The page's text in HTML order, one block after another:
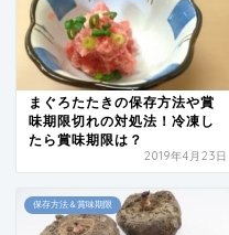
まぐろたたきの保存方法や賞
味期限切れの対処法！冷凍し
たら賞味期限は？
2019年4月23日
保存方法＆賞味期限